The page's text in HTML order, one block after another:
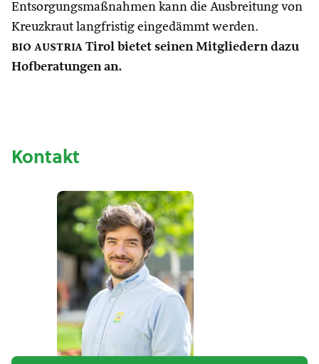
Entsorgungsmaßnahmen kann die Ausbreitung von
Kreuzkraut langfristig eingedämmt werden.
bio austria Tirol bietet seinen Mitgliedern dazu
Hofberatungen an.
Kontakt